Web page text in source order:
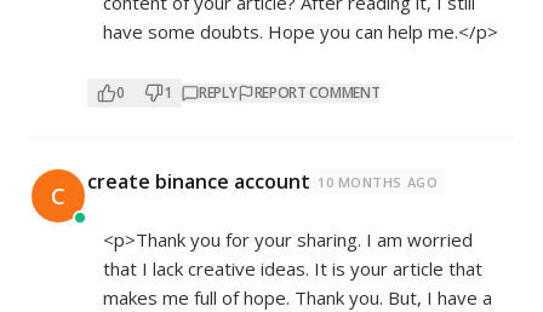
have some doubts. Hope you can help me.</p>
0 1 REPLY REPORT COMMENT
C create binance account 10 MONTHS AGO
<p>Thank you for your sharing. I am worried
that I lack creative ideas. It is your article that
makes me full of hope. Thank you. But, I have a